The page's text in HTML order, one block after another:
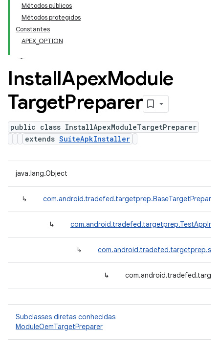
Métodos públicos
Métodos protegidos
Constantes
APEX_OPTION
InstallApexModule
TargetPreparer
public class InstallApexModuleTargetPreparer
extends SuiteApkInstaller
java.lang.Object
↳ com.android.tradefed.targetprep.BaseTargetPreparer
↳
↳
↳
Subclasses diretas conhecidas
ModuleOemTargetPreparer